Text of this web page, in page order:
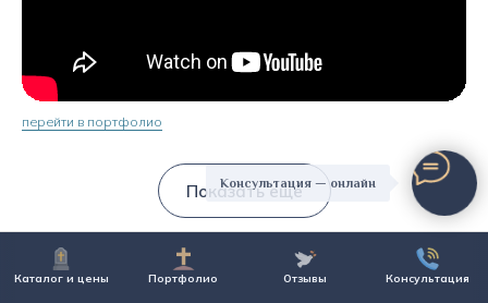
Каталог и цены Портфолио Отзывы Консультация
Консультация — онлайн
перейти в портфолио
Показать ещё